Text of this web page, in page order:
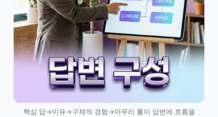
핵심 답→이유→구체적 경험→마무리 틀이 답변에 흐름을